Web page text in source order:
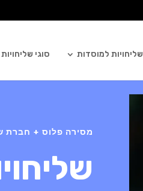
שליחויות למוסדות סוגי שליחויות
מסירה פלוס + חברת